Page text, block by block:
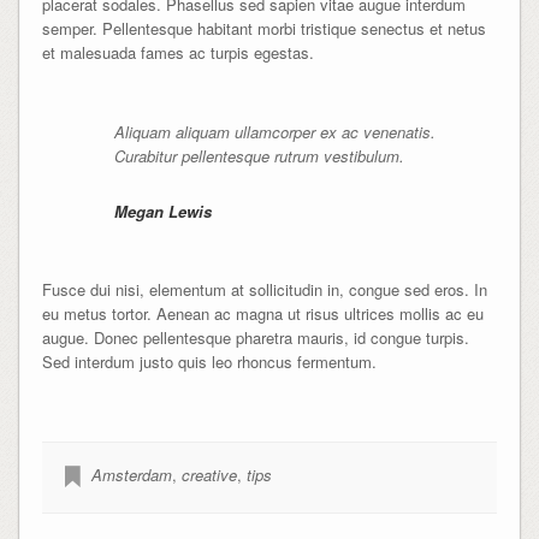
placerat sodales. Phasellus sed sapien vitae augue interdum
semper. Pellentesque habitant morbi tristique senectus et netus
et malesuada fames ac turpis egestas.
Aliquam aliquam ullamcorper ex ac venenatis.
Curabitur pellentesque rutrum vestibulum.
Megan Lewis
Fusce dui nisi, elementum at sollicitudin in, congue sed eros. In
eu metus tortor. Aenean ac magna ut risus ultrices mollis ac eu
augue. Donec pellentesque pharetra mauris, id congue turpis.
Sed interdum justo quis leo rhoncus fermentum.
Amsterdam, creative, tips